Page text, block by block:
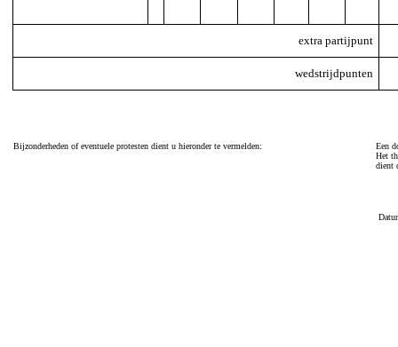
extra partijpunt
wedstrijdpunten
Bijzonderheden of eventuele protesten dient u hieronder te vermelden:
Een
Het
dient